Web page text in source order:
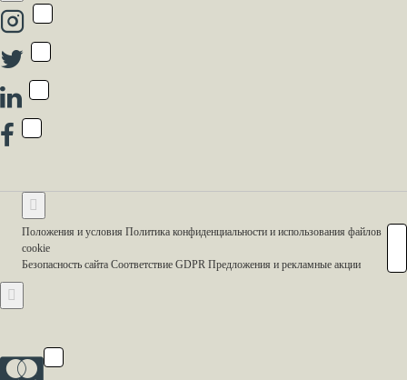
Положения и условия Политика конфиденциальности и использования файлов
cookie
Безопасность сайта Соответствие GDPR Предложения и рекламные акции